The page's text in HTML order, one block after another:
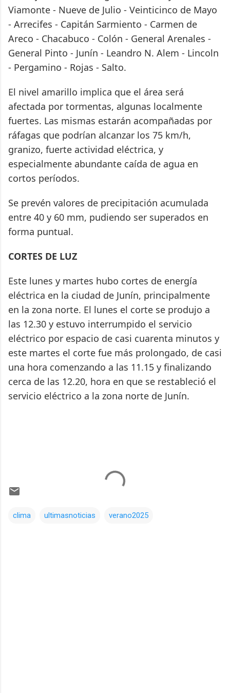
Viamonte - Nueve de Julio - Veinticinco de Mayo
- Arrecifes - Capitán Sarmiento - Carmen de
Areco - Chacabuco - Colón - General Arenales -
General Pinto - Junín - Leandro N. Alem - Lincoln
- Pergamino - Rojas - Salto.
El nivel amarillo implica que el área será
afectada por tormentas, algunas localmente
fuertes. Las mismas estarán acompañadas por
ráfagas que podrían alcanzar los 75 km/h,
granizo, fuerte actividad eléctrica, y
especialmente abundante caída de agua en
cortos períodos.
Se prevén valores de precipitación acumulada
entre 40 y 60 mm, pudiendo ser superados en
forma puntual.
CORTES DE LUZ
Este lunes y martes hubo cortes de energía
eléctrica en la ciudad de Junín, principalmente
en la zona norte. El lunes el corte se produjo a
las 12.30 y estuvo interrumpido el servicio
eléctrico por espacio de casi cuarenta minutos y
este martes el corte fue más prolongado, de casi
una hora comenzando a las 11.15 y finalizando
cerca de las 12.20, hora en que se restableció el
servicio eléctrico a la zona norte de Junín.
clima ultimasnoticias verano2025